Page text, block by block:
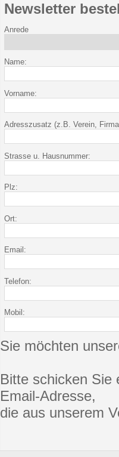
Newsletter
Anrede
Name:
Vorname:
Adresszusatz (z.B. Verein,
Strasse u. Hausnummer:
Plz:
Ort:
Email:
Telefon:
Mobil:
Sie möchten
Bitte schicken Sie
Email-Adresse,
die aus unserem